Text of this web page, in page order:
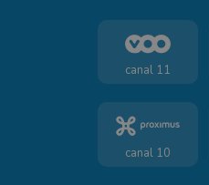
canal 11
canal 10